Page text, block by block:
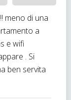
meno di una
a
e wifi
. Si
ben servita